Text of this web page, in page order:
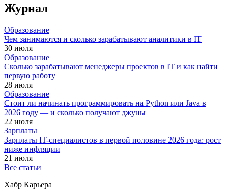
Журнал
Образование
Чем занимаются и сколько зарабатывают аналитики в IT
30 июля
Образование
Сколько зарабатывают менеджеры проектов в IT и как найти
первую работу
28 июля
Образование
Стоит ли начинать программировать на Python или Java в
2026 году — и сколько получают джуны
22 июля
Зарплаты
Зарплаты IT-специалистов в первой половине 2026 года: рост
ниже инфляции
21 июля
Все статьи
Хабр Карьера